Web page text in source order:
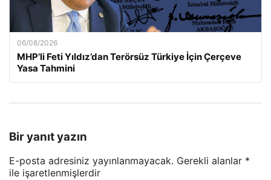
06/08/2026
MHP’li Feti Yıldız’dan Terörsüz Türkiye İçin Çerçeve
Yasa Tahmini
Bir yanıt yazın
E-posta adresiniz yayınlanmayacak. Gerekli alanlar *
ile işaretlenmişlerdir